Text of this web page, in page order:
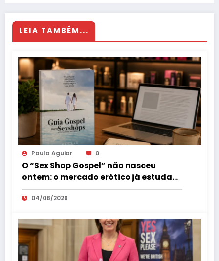
LEIA TAMBÉM...
Paula Aguiar 0
O “Sex Shop Gospel” não nasceu
ontem: o mercado erótico já estuda
esse consumidor há mais de uma
década
04/08/2026